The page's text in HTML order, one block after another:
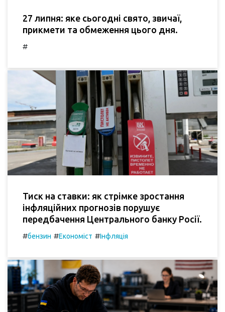
27 липня: яке сьогодні свято, звичаї,
прикмети та обмеження цього дня.
#
Тиск на ставки: як стрімке зростання
інфляційних прогнозів порушує
передбачення Центрального банку Росії.
#бензин #Економіст #Інфляція